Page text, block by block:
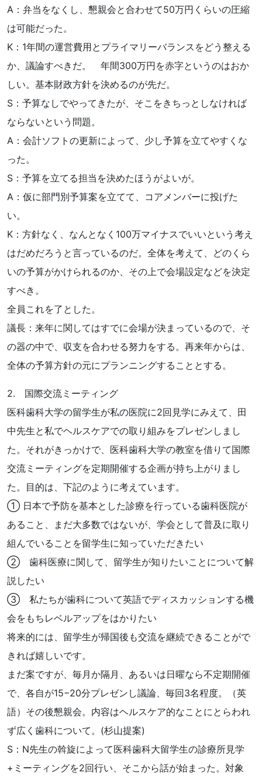
A：弁当をなくし、懇親会と合わせて50万円くらいの圧縮
は可能だった。
K：1年間の運営費用とプライマリーバランスをどう整える
か、議論すべきだ。 年間300万円を赤字というのはおか
しい。基本財政方針を決めるのが先だ。
S：予算なしでやってきたが、そこをきちっとしなければ
ならないという問題。
A：会計ソフトの更新によって、少し予算を立てやすくな
った。
S：予算を立てる担当を決めたほうがよいが。
A：仮に部門別予算案を立てて、コアメンバーに投げた
い。
K：方針なく、なんとなく100万マイナスでいいという考え
はだめだろうと言っているのだ。全体を考えて、どのくら
いの予算がかけられるのか、その上で会場設定などを決定
すべき。
全員これを了とした。
議長：来年に関してはすでに会場が決まっているので、そ
の器の中で、収支を合わせる努力をする。再来年からは、
全体の予算方針の元にプランニングすることとする。
2. 国際交流ミーティング
医科歯科大学の留学生が私の医院に2回見学にみえて、田
中先生と私でヘルスケアでの取り組みをプレゼンしまし
た。それがきっかけで、医科歯科大学の教室を借りて国際
交流ミーティングを定期開催する企画が持ち上がりまし
た。目的は、下記のように考えています。
① 日本で予防を基本とした診療を行っている歯科医院が
あること、まだ大多数ではないが、学会として普及に取り
組んでいることを留学生に知っていただきたい
② 歯科医療に関して、留学生が知りたいことについて解
説したい
③ 私たちが歯科について英語でディスカッションする機
会をもちレベルアップをはかりたい
将来的には、留学生が帰国後も交流を継続できることがで
きれば嬉しいです。
まだ案ですが、毎月か隔月、あるいは日曜なら不定期開催
で、各自が15−20分プレゼンし議論、毎回3名程度。（英
語）その後懇親会。内容はヘルスケア的なことにとらわれ
ず広く歯科について。(杉山提案)
S：N先生の斡旋によって医科歯科大留学生の診療所見学
+ミーティングを2回行い、そこから話が始まった。対象